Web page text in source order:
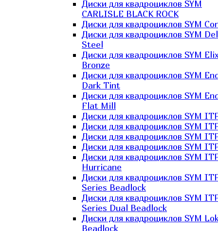
Диски для квадроциклов SYM
CARLISLE BLACK ROCK
Диски для квадроциклов SYM
Диски для квадроциклов SYM
Steel
Диски для квадроциклов SYM
Bronze
Диски для квадроциклов SYM
Dark Tint
Диски для квадроциклов SYM
Flat Mill
Диски для квадроциклов SYM
Диски для квадроциклов SYM
Диски для квадроциклов SYM
Диски для квадроциклов SYM
Диски для квадроциклов SYM
Hurricane
Диски для квадроциклов SYM
Series Beadlock
Диски для квадроциклов SYM
Series Dual Beadlock
Диски для квадроциклов SYM
Beadlock